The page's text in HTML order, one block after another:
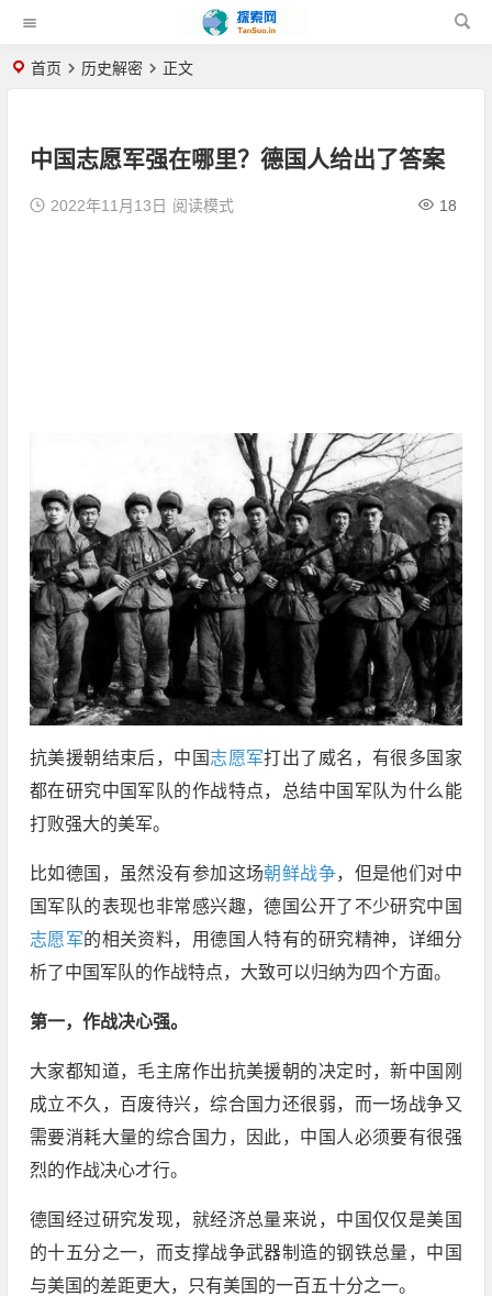
首页 历史解密 正文
中国志愿军强在哪里？德国人给出了答案
2022年11月13日 18
阅读模式
抗美援朝结束后，中国 志愿军打出了威名，有很多国家
都在研究中国军队的作战特点，总结中国军队为什么能
打败强大的美军。
比如德国，虽然没有参加这场朝鲜战争，但是他们对中
国军队的表现也非常感兴趣，德国公开了不少研究中国
志愿军的相关资料，用德国人特有的研究精神，详细分
析了中国军队的作战特点，大致可以归纳为四个方面。
第一，作战决心强。
大家都知道，毛主席作出抗美援朝的决定时，新中国刚
成立不久，百废待兴，综合国力还很弱，而一场战争又
需要消耗大量的综合国力，因此，中国人必须要有很强
烈的作战决心才行。
德国经过研究发现，就经济总量来说，中国仅仅是美国
的十五分之一，而支撑战争武器制造的钢铁总量，中国
与美国的差距更大，只有美国的一百五十分之一。